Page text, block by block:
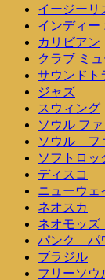
イージーリ
インディー
カリビアン
クラブ ミ
サウンドト
ジャズ
スウィング
ソウル ファ
ソウル フ
ソフトロッ
ディスコ
ニューウェ
ネオスカ
ネオモッ
パンク パ
ブラジル
フリーソウ